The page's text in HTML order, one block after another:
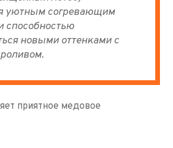
уютным согревающим
способностью
новыми оттенками с
приятное медовое